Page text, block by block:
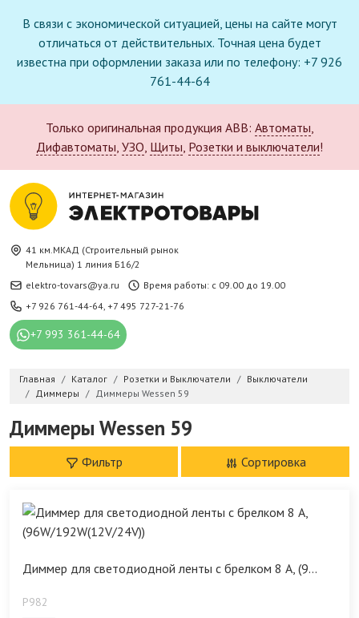
В связи с экономической ситуацией, цены на сайте могут
отличаться от действительных. Точная цена будет
известна при оформлении заказа или по телефону: +7 926
761-44-64
Только оригинальная продукция ABB: Автоматы,
Дифавтоматы, УЗО, Щиты, Розетки и выключатели!
41 км.МКАД (Строительный рынок
Мельница) 1 линия Б16/2
elektro-tovars@ya.ru
Время работы: с 09.00 до 19.00
+7 926 761-44-64, +7 495 727-21-76
+7 993 361-44-64
Главная Каталог Розетки и Выключатели
Выключатели
Диммеры
Диммеры Wessen 59
Диммеры Wessen 59
Фильтр Сортировка
Диммер для светодиодной ленты с брелком 8 А, (9...
P982